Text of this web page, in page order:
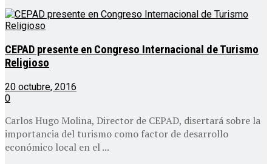
CEPAD presente en Congreso Internacional de Turismo
Religioso
20 octubre, 2016
0
Carlos Hugo Molina, Director de CEPAD, disertará sobre la
importancia del turismo como factor de desarrollo
económico local en el ...